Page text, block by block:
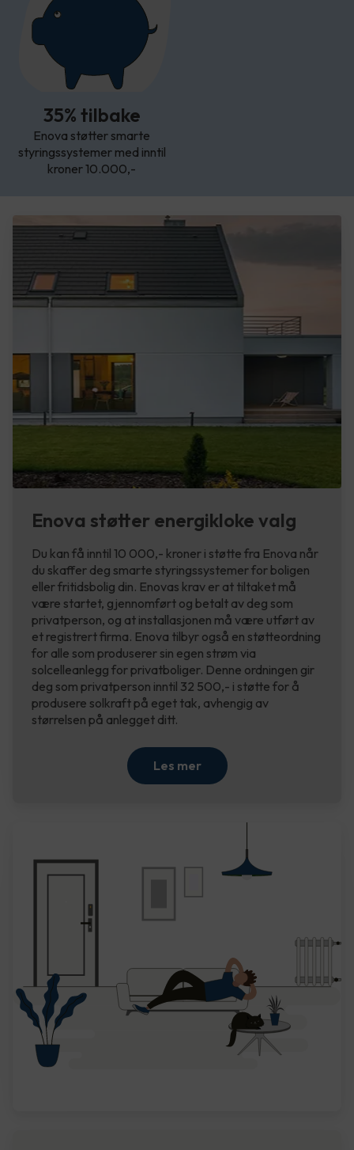
35% tilbake
Enova støtter smarte
styringssystemer med inntil
kroner 10.000,-
Enova støtter energikloke valg
Du kan få inntil 10 000,- kroner i støtte fra Enova når
du skaffer deg smarte styringssystemer for boligen
eller fritidsbolig din. Enovas krav er at tiltaket må
være startet, gjennomført og betalt av deg som
privatperson, og at installasjonen må være utført av
et registrert firma. Enova tilbyr også en støtteordning
for alle som produserer sin egen strøm via
solcelleanlegg for privatboliger. Denne ordningen gir
deg som privatperson inntil 32 500,- i støtte for å
produsere solkraft på eget tak, avhengig av
størrelsen på anlegget ditt.
Les mer